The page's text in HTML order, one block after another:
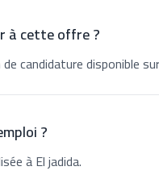
à cette offre ?
candidature disponible
?
à El jadida.